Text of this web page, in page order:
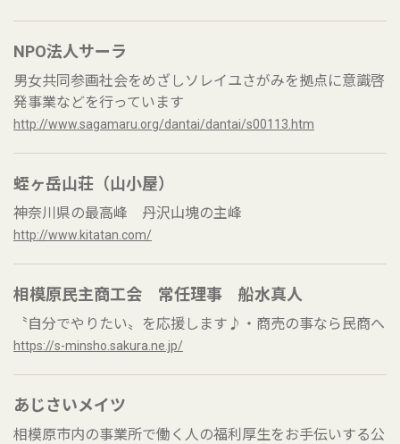
NPO法人サーラ
男女共同参画社会をめざしソレイユさがみを拠点に意識啓
発事業などを行っています
http://www.sagamaru.org/dantai/dantai/s00113.htm
蛭ヶ岳山荘（山小屋）
神奈川県の最高峰 丹沢山塊の主峰
http://www.kitatan.com/
相模原民主商工会 常任理事 船水真人
〝自分でやりたい〟を応援します♪・商売の事なら民商へ
https://s-minsho.sakura.ne.jp/
あじさいメイツ
相模原市内の事業所で働く人の福利厚生をお手伝いする公